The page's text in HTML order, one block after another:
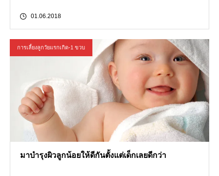
01.06.2018
การเลี้ยงลูกวัยแรกเกิด-1 ขวบ
มาบำรุงผิวลูกน้อยให้ดีกันตั้งแต่เด็กเลยดีกว่า